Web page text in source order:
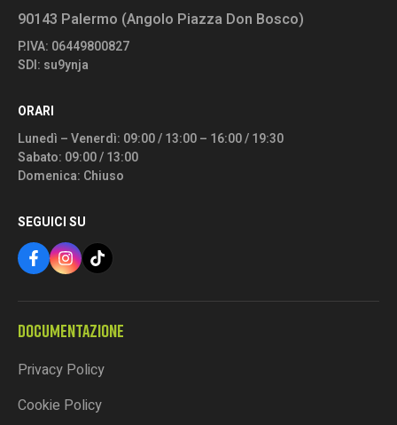
90143 Palermo (Angolo Piazza Don Bosco)
P.IVA: 06449800827
SDI: su9ynja
ORARI
Lunedì – Venerdì: 09:00 / 13:00 – 16:00 / 19:30
Sabato: 09:00 / 13:00
Domenica: Chiuso
SEGUICI SU
DOCUMENTAZIONE
Privacy Policy
Cookie Policy